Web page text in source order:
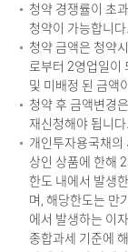
청약 경쟁률이 초
청약이 가능합니다.
청약 금액은 청약
로부터 2영업일이
및 미배정 된 금액
청약 후 금액변경
재신청해야 됩니다.
개인투자용국채의
상인 상품에 한해
한도 내에서 발생
며, 해당한도는 만
에서 발생하는 이
종합과세 기준에